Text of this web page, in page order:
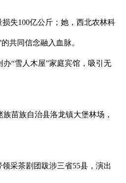
失100亿公斤；她，西北农林科
共同信念融入血脉。
“雪人木屋”家庭宾馆，吸引无
苗族自治县洛龙镇大堡林场，
采茶剧团跋涉三省55县，演出